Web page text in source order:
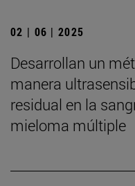
02 | 06 | 2025
Desarrollan un
manera
residual en la
mieloma múltiple